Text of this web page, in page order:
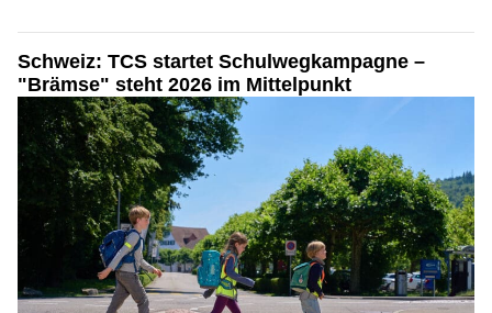
Schweiz: TCS startet Schulwegkampagne –
"Brämse" steht 2026 im Mittelpunkt